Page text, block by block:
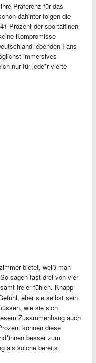
Präferenz für das
dahinter folgen die
Prozent der sportaffinen
Kompromisse
lebenden Fans
immersives
nur für jede*r vierte
bietet, weiß man
sagen fast drei von vier
freier fühlen. Knapp
eher sie selbst sein
wie sie sich
Zusammenhang auch
können diese
besser zum
als solche bereits